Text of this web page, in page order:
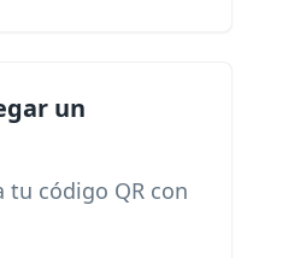
un
tu código QR con